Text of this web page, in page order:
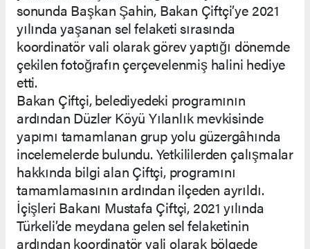
sonunda Başkan Şahin, Bakan Çiftçi’ye 2021
yılında yaşanan sel felaketi sırasında
koordinatör vali olarak görev yaptığı dönemde
çekilen fotoğrafın çerçevelenmiş halini hediye
etti.
Bakan Çiftçi, belediyedeki programının
ardından Düzler Köyü Yılanlık mevkisinde
yapımı tamamlanan grup yolu güzergâhında
incelemelerde bulundu. Yetkililerden çalışmalar
hakkında bilgi alan Çiftçi, programını
tamamlamasının ardından ilçeden ayrıldı.
İçişleri Bakanı Mustafa Çiftçi, 2021 yılında
Türkeli’de meydana gelen sel felaketinin
ardından koordinatör vali olarak bölgede